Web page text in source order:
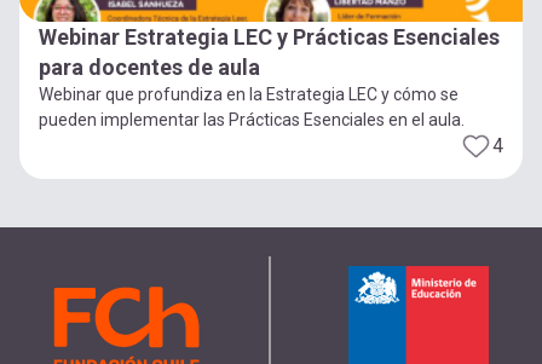
Webinar Estrategia LEC y Prácticas Esenciales
para docentes de aula
Webinar que profundiza en la Estrategia LEC y cómo se
pueden implementar las Prácticas Esenciales en el aula.
4